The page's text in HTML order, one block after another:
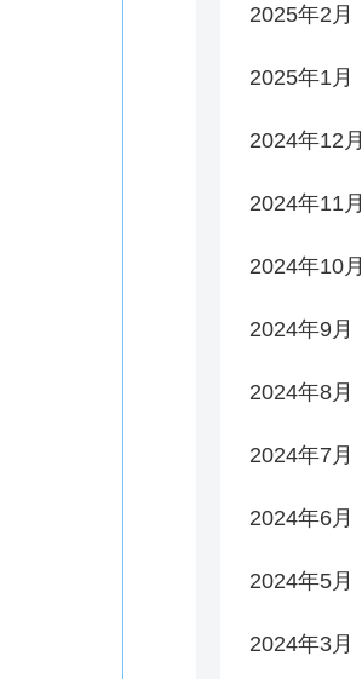
2025年2月
2025年1月
2024年12月
2024年11月
2024年10月
2024年9月
2024年8月
2024年7月
2024年6月
2024年5月
2024年3月